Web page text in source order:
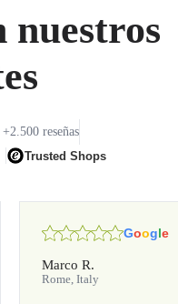
nuestros
+2.500 reseñas
Trusted Shops
Google
Marco R.
Rome, Italy